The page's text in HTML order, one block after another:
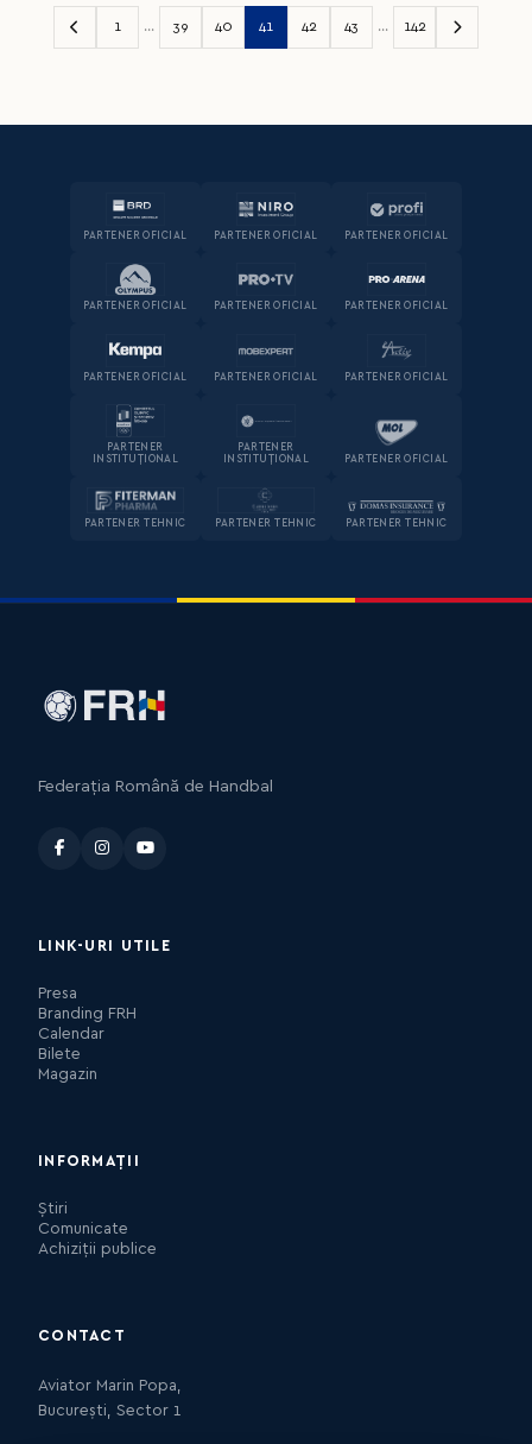
1 ... 39 40 41 42 43 ... 142
PARTENER OFICIAL PARTENER OFICIAL PARTENER OFICIAL
PARTENER OFICIAL PARTENER OFICIAL PARTENER OFICIAL
PARTENER OFICIAL PARTENER OFICIAL PARTENER OFICIAL
PARTENER
INSTITUȚIONAL
PARTENER
INSTITUȚIONAL
PARTENER OFICIAL
PARTENER TEHNIC PARTENER TEHNIC PARTENER TEHNIC
Federația Română de Handbal
LINK-URI UTILE
Presa
Branding FRH
Calendar
Bilete
Magazin
INFORMAȚII
Știri
Comunicate
Achiziții publice
CONTACT
Aviator Marin Popa,
București, Sector 1